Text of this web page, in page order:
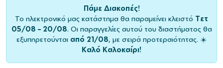
Πάμε Διακοπές!
Το ηλεκτρονικό μας κατάστημα θα παραμείνει κλειστό Τετ
05/08 – 20/08. Οι παραγγελίες αυτού του διαστήματος θα
εξυπηρετούνται από 21/08, με σειρά προτεραιότητας. ☀️
Καλό Καλοκαίρι!